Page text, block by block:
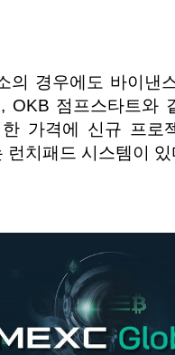
의 경우에도 바이낸
OKB 점프스타트와
한 가격에 신규 프로
런치패드 시스템이 있